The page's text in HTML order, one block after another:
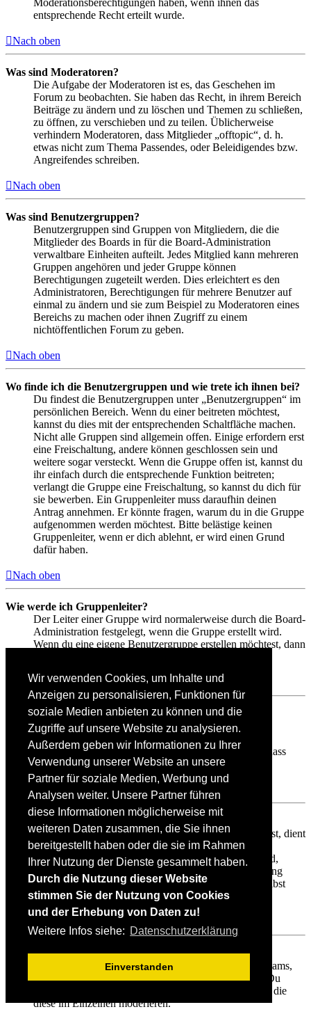
Wir verwenden Cookies, um Inhalte und
Anzeigen zu personalisieren, Funktionen für
soziale Medien anbieten zu können und die
Zugriffe auf unsere Website zu analysieren.
Außerdem geben wir Informationen zu Ihrer
Verwendung unserer Website an unsere
Partner für soziale Medien, Werbung und
Analysen weiter. Unsere Partner führen
diese Informationen möglicherweise mit
weiteren Daten zusammen, die Sie ihnen
bereitgestellt haben oder die sie im Rahmen
Ihrer Nutzung der Dienste gesammelt haben.
Durch die Nutzung dieser Website
stimmen Sie der Nutzung von Cookies
und der Erhebung von Daten zu!
Weitere Infos siehe: Datenschutzerklärung
Einverstanden
Moderationsberechtigungen haben, wenn ihnen das
entsprechende Recht erteilt wurde.
Nach oben
Was sind Moderatoren?
Die Aufgabe der Moderatoren ist es, das Geschehen im
Forum zu beobachten. Sie haben das Recht, in ihrem Bereich
Beiträge zu ändern und zu löschen und Themen zu schließen,
zu öffnen, zu verschieben und zu teilen. Üblicherweise
verhindern Moderatoren, dass Mitglieder „offtopic“, d. h.
etwas nicht zum Thema Passendes, oder Beleidigendes bzw.
Angreifendes schreiben.
Nach oben
Was sind Benutzergruppen?
Benutzergruppen sind Gruppen von Mitgliedern, die die
Mitglieder des Boards in für die Board-Administration
verwaltbare Einheiten aufteilt. Jedes Mitglied kann mehreren
Gruppen angehören und jeder Gruppe können
Berechtigungen zugeteilt werden. Dies erleichtert es den
Administratoren, Berechtigungen für mehrere Benutzer auf
einmal zu ändern und sie zum Beispiel zu Moderatoren eines
Bereichs zu machen oder ihnen Zugriff zu einem
nichtöffentlichen Forum zu geben.
Nach oben
Wo finde ich die Benutzergruppen und wie trete ich ihnen bei?
Du findest die Benutzergruppen unter „Benutzergruppen“ im
persönlichen Bereich. Wenn du einer beitreten möchtest,
kannst du dies mit der entsprechenden Schaltfläche machen.
Nicht alle Gruppen sind allgemein offen. Einige erfordern erst
eine Freischaltung, andere können geschlossen sein und
weitere sogar versteckt. Wenn die Gruppe offen ist, kannst du
ihr einfach durch die entsprechende Funktion beitreten;
verlangt die Gruppe eine Freischaltung, so kannst du dich für
sie bewerben. Ein Gruppenleiter muss daraufhin deinen
Antrag annehmen. Er könnte fragen, warum du in die Gruppe
aufgenommen werden möchtest. Bitte belästige keinen
Gruppenleiter, wenn er dich ablehnt, er wird einen Grund
dafür haben.
Nach oben
Wie werde ich Gruppenleiter?
Der Leiter einer Gruppe wird normalerweise durch die Board-
Administration festgelegt, wenn die Gruppe erstellt wird.
Wenn du eine eigene Benutzergruppe erstellen möchtest, dann
Nach oben
Weshalb werden verschiedene Benutzergruppen farbig
dargestellt?
Es ist der Board-Administration möglich, den
Benutzergruppen verschiedene Farben zuzuteilen, so dass
deren Mitglieder leichter zu identifizieren sind.
Nach oben
Wenn du Mitglied in mehr als einer Benutzergruppe bist, dient
die Hauptgruppe dazu, deine Gruppenfarbe sowie den
Gruppenrang, der bei dir standardmäßig angezeigt wird,
festzulegen. Ein Administrator kann dir die Berechtigung
geben, deine Hauptgruppe im persönlichen Bereich selbst
festzulegen.
Was bedeutet der „Das Team“-Link auf der Startseite?
Auf dieser Seite findest du eine Auflistung des Forenteams,
einschließlich der Administratoren, der Moderatoren. Du
findest hier auch weitere Informationen wie die Foren, die
diese im Einzelnen moderieren.